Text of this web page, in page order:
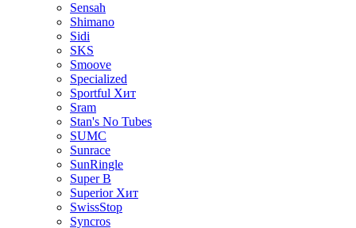
Sensah
Shimano
Sidi
SKS
Smoove
Specialized
Sportful Хит
Sram
Stan's No Tubes
SUMC
Sunrace
SunRingle
Super B
Superior Хит
SwissStop
Syncros